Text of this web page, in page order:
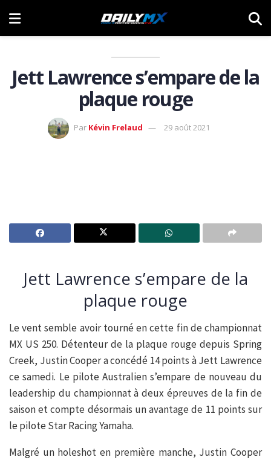
Jett Lawrence s’empare de la
plaque rouge
Par Kévin Frelaud 29 août 2021
Jett Lawrence s’empare de la
plaque rouge
Le vent semble avoir tourné en cette fin de championnat
MX US 250. Détenteur de la plaque rouge depuis Spring
Creek, Justin Cooper a concédé 14 points à Jett Lawrence
ce samedi. Le pilote Australien s’empare de nouveau du
leadership du championnat à deux épreuves de la fin de
saison et compte désormais un avantage de 11 points sur
le pilote Star Racing Yamaha.
Malgré un holeshot en première manche, Justin Cooper